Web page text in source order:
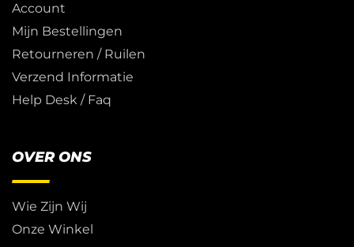
Account
Mijn Bestellingen
Retourneren / Ruilen
Verzend Informatie
Help Desk / Faq
OVER ONS
Wie Zijn Wij
Onze Winkel